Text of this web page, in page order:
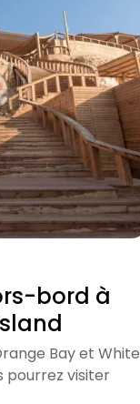
bord à
Bay et White
pourrez visiter